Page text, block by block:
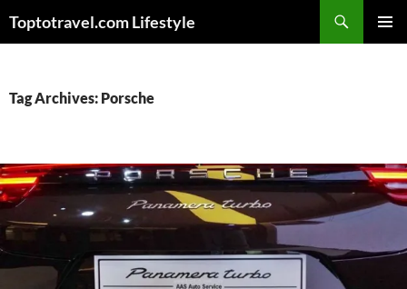
Toptotravel.com Lifestyle
Tag Archives: Porsche